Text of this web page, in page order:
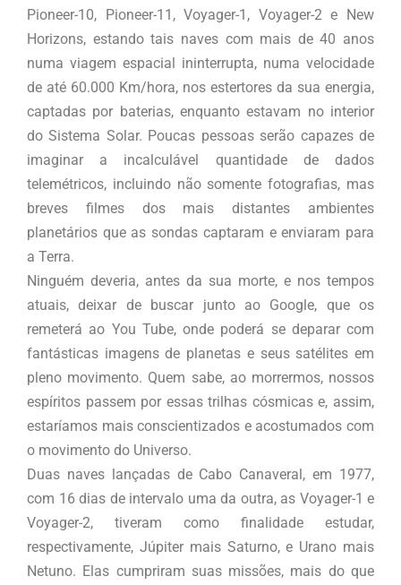
Pioneer-10, Pioneer-11, Voyager-1, Voyager-2 e New
Horizons, estando tais naves com mais de 40 anos
numa viagem espacial ininterrupta, numa velocidade
de até 60.000 Km/hora, nos estertores da sua energia,
captadas por baterias, enquanto estavam no interior
do Sistema Solar. Poucas pessoas serão capazes de
imaginar a incalculável quantidade de dados
telemétricos, incluindo não somente fotografias, mas
breves filmes dos mais distantes ambientes
planetários que as sondas captaram e enviaram para
a Terra.
Ninguém deveria, antes da sua morte, e nos tempos
atuais, deixar de buscar junto ao Google, que os
remeterá ao You Tube, onde poderá se deparar com
fantásticas imagens de planetas e seus satélites em
pleno movimento. Quem sabe, ao morrermos, nossos
espíritos passem por essas trilhas cósmicas e, assim,
estaríamos mais conscientizados e acostumados com
o movimento do Universo.
Duas naves lançadas de Cabo Canaveral, em 1977,
com 16 dias de intervalo uma da outra, as Voyager-1 e
Voyager-2, tiveram como finalidade estudar,
respectivamente, Júpiter mais Saturno, e Urano mais
Netuno. Elas cumpriram suas missões, mais do que